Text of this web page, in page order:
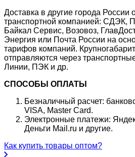
Доставка в другие города России
транспортной компанией: СДЭК,
Байкал Сервис, Возовоз,
Энергия или Почта России на
тарифов компаний.
отправляются через
Линии, ПЭК и др.
СПОСОБЫ ОПЛАТЫ
Безналичный расчет:
VISA, Master Card.
Электронные платежи:
Деньги Mail.ru и другие.
Как купить товары оптом?